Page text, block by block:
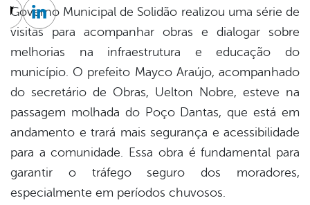
Governo Municipal de Solidão realizou uma série de
visitas para acompanhar obras e dialogar sobre
melhorias na infraestrutura e educação do
município. O prefeito Mayco Araújo, acompanhado
do secretário de Obras, Uelton Nobre, esteve na
passagem molhada do Poço Dantas, que está em
andamento e trará mais segurança e acessibilidade
para a comunidade. Essa obra é fundamental para
garantir o tráfego seguro dos moradores,
especialmente em períodos chuvosos.
Twitter
Linkedin